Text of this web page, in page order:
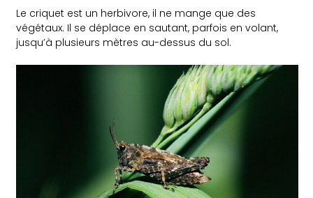
Le criquet est un herbivore, il ne mange que des
végétaux. Il se déplace en sautant, parfois en volant,
jusqu’à plusieurs mètres au-dessus du sol.